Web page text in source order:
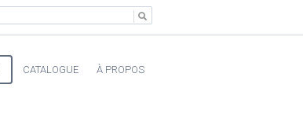
CATALOGUE À PROPOS